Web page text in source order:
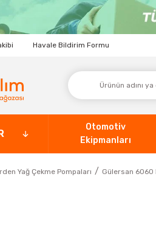
Havale Bildirim Formu
Otomotiv
Ekipmanları
Yağ Çekme Pompaları Gülersan 6060